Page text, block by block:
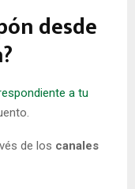
desde
a tu
de los canales